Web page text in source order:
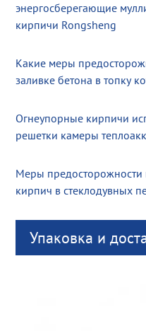
энергосберегающие
кирпичи Rongsheng
Какие меры
заливке бетона в топку
Огнеупорные кирпичи
решетки камеры
Меры
кирпич в стеклодувных
Упаковка и